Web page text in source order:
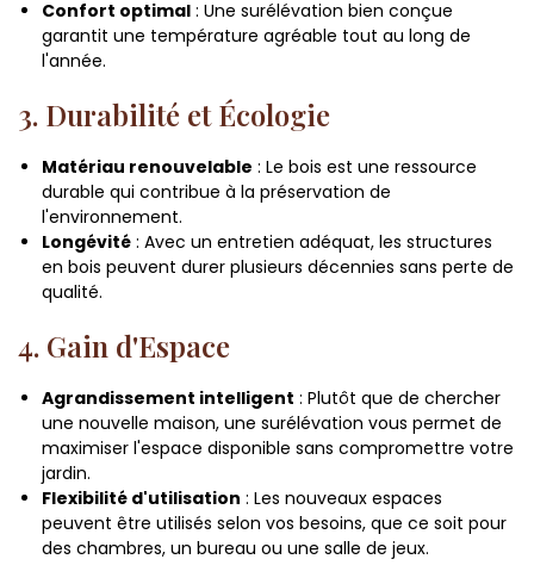
Confort optimal : Une surélévation bien conçue
garantit une température agréable tout au long de
l'année.
3. Durabilité et Écologie
Matériau renouvelable : Le bois est une ressource
durable qui contribue à la préservation de
l'environnement.
Longévité : Avec un entretien adéquat, les structures
en bois peuvent durer plusieurs décennies sans perte de
qualité.
4. Gain d'Espace
Agrandissement intelligent : Plutôt que de chercher
une nouvelle maison, une surélévation vous permet de
maximiser l'espace disponible sans compromettre votre
jardin.
Flexibilité d'utilisation : Les nouveaux espaces
peuvent être utilisés selon vos besoins, que ce soit pour
des chambres, un bureau ou une salle de jeux.